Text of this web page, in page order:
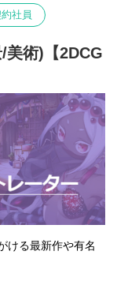
もあり。キャラク
ます。
。
社員
美術)【2DCG
ける最新作や有名